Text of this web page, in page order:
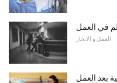
في العمل
العمل و الانجاز
بعد العمل